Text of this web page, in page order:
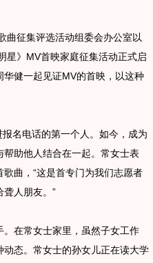
征集评选活动组委会办公室以
星》MV首映家庭征集活动正式启
健一起见证MV的首映，以这种
名电话的第一个人。如今，成为
助他人结合在一起。常女士表
曲，“这是首专门为我们志愿者
人朋友。”
在常女士家里，虽然子女工作
态。常女士的孙女儿正在读大学